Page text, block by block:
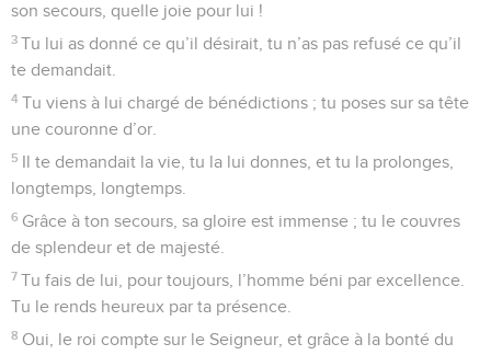
son secours, quelle joie pour lui !
3 Tu lui as donné ce qu’il désirait, tu n’as pas refusé ce qu’il
te demandait.
4 Tu viens à lui chargé de bénédictions ; tu poses sur sa tête
une couronne d’or.
5 Il te demandait la vie, tu la lui donnes, et tu la prolonges,
longtemps, longtemps.
6 Grâce à ton secours, sa gloire est immense ; tu le couvres
de splendeur et de majesté.
7 Tu fais de lui, pour toujours, l’homme béni par excellence.
Tu le rends heureux par ta présence.
8 Oui, le roi compte sur le Seigneur, et grâce à la bonté du